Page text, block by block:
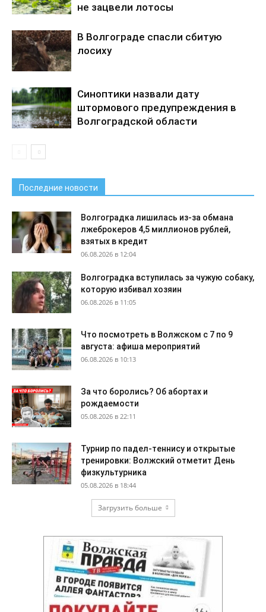
не зацвели лотосы
В Волгограде спасли сбитую
лосиху
Синоптики назвали дату
штормового предупреждения в
Волгоградской области
Последние новости
Волгоградка лишилась из-за обмана
лжеброкеров 4,5 миллионов рублей,
взятых в кредит
06.08.2026 в 12:04
Волгоградка вступилась за чужую собаку,
которую избивал хозяин
06.08.2026 в 11:05
Что посмотреть в Волжском с 7 по 9
августа: афиша мероприятий
06.08.2026 в 10:13
За что боролись? Об абортах и
рождаемости
05.08.2026 в 22:11
Турнир по падел-теннису и открытые
тренировки: Волжский отметит День
физкультурника
05.08.2026 в 18:44
Загрузить больше